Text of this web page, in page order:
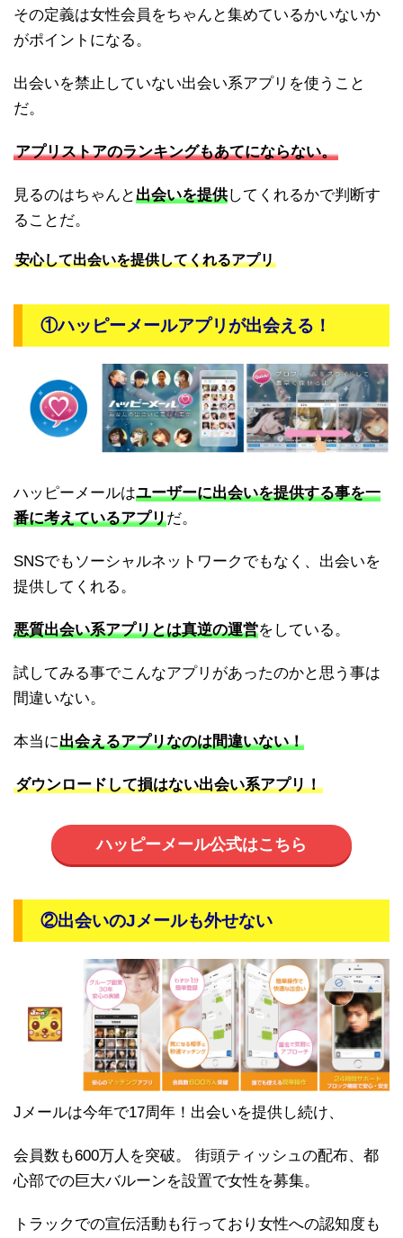
その定義は女性会員をちゃんと集めているかいないか
がポイントになる。
出会いを禁止していない出会い系アプリを使うこと
だ。
アプリストアのランキングもあてにならない。
見るのはちゃんと出会いを提供してくれるかで判断す
ることだ。
安心して出会いを提供してくれるアプリ
①ハッピーメールアプリが出会える！
ハッピーメールはユーザーに出会いを提供する事を一
番に考えているアプリだ。
SNSでもソーシャルネットワークでもなく、出会いを
提供してくれる。
悪質出会い系アプリとは真逆の運営をしている。
試してみる事でこんなアプリがあったのかと思う事は
間違いない。
本当に出会えるアプリなのは間違いない！
ダウンロードして損はない出会い系アプリ！
ハッピーメール公式はこちら
②出会いのJメールも外せない
Jメールは今年で17周年！出会いを提供し続け、
会員数も600万人を突破。 街頭ティッシュの配布、都
心部での巨大バルーンを設置で女性を募集。
トラックでの宣伝活動も行っており女性への認知度も